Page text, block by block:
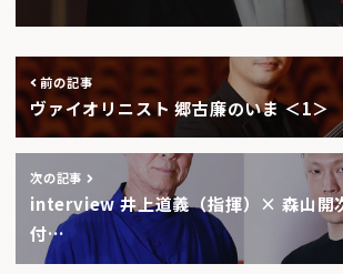
前の記事
ヴァイオリニスト 郷古廉のいま ＜1＞
次の記事
interview 井上道義（指揮）× 森山開
付…